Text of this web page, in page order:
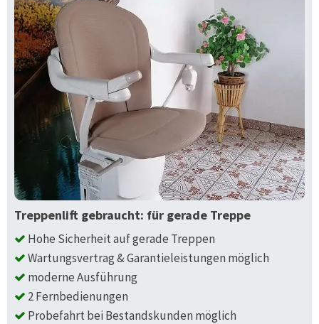
Treppenlift gebraucht: für gerade Treppe
Hohe Sicherheit auf gerade Treppen
Wartungsvertrag & Garantieleistungen möglich
moderne Ausführung
2 Fernbedienungen
Probefahrt bei Bestandskunden möglich